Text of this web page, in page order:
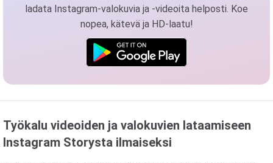
ladata Instagram-valokuvia ja -videoita helposti. Koe
nopea, kätevä ja HD-laatu!
Työkalu videoiden ja valokuvien lataamiseen
Instagram Storysta ilmaiseksi